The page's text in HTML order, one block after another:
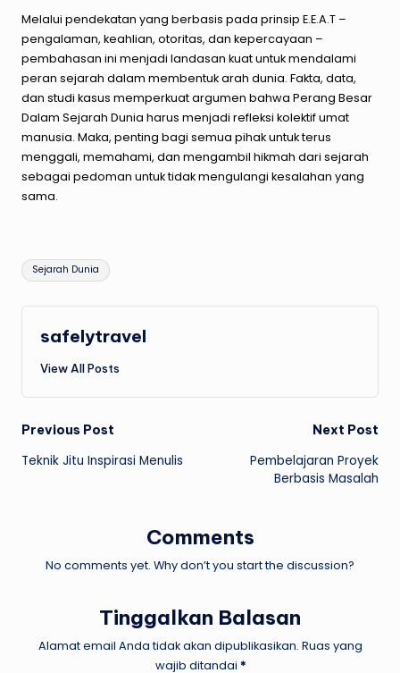
Melalui pendekatan yang berbasis pada prinsip E.E.A.T –
pengalaman, keahlian, otoritas, dan kepercayaan –
pembahasan ini menjadi landasan kuat untuk mendalami
peran sejarah dalam membentuk arah dunia. Fakta, data,
dan studi kasus memperkuat argumen bahwa Perang Besar
Dalam Sejarah Dunia harus menjadi refleksi kolektif umat
manusia. Maka, penting bagi semua pihak untuk terus
menggali, memahami, dan mengambil hikmah dari sejarah
sebagai pedoman untuk tidak mengulangi kesalahan yang
sama.
Tags:
Sejarah Dunia
safelytravel
View All Posts
Post
navigation
Previous Post
Teknik Jitu Inspirasi Menulis
Next Post
Pembelajaran Proyek
Berbasis Masalah
Comments
No comments yet. Why don’t you start the discussion?
Tinggalkan Balasan
Alamat email Anda tidak akan dipublikasikan. Ruas yang
wajib ditandai *